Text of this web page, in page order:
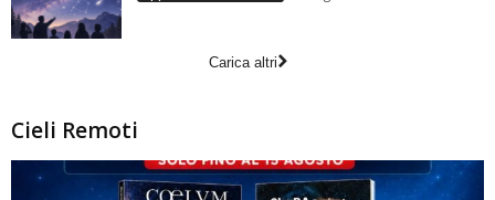
Carica altri
Cieli Remoti